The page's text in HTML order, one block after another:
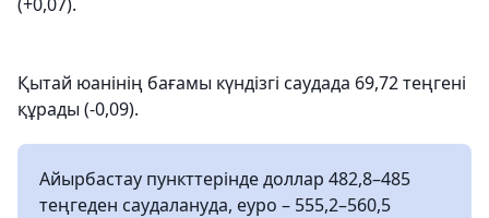
Қытай юанінің бағамы күндізгі саудада 69,72 теңгені
құрады (-0,09).
Айырбастау пункттерінде доллар 482,8–485
теңгеден саудалануда, еуро – 555,2–560,5